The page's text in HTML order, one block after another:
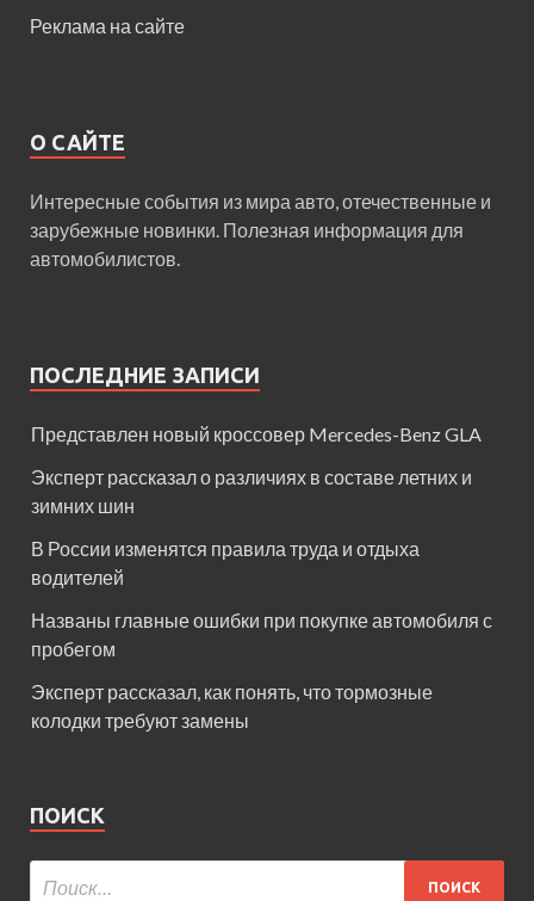
Реклама на сайте
О САЙТЕ
Интересные события из мира авто, отечественные и
зарубежные новинки. Полезная информация для
автомобилистов.
ПОСЛЕДНИЕ ЗАПИСИ
Представлен новый кроссовер Mercedes-Benz GLA
Эксперт рассказал о различиях в составе летних и
зимних шин
В России изменятся правила труда и отдыха
водителей
Названы главные ошибки при покупке автомобиля с
пробегом
Эксперт рассказал, как понять, что тормозные
колодки требуют замены
ПОИСК